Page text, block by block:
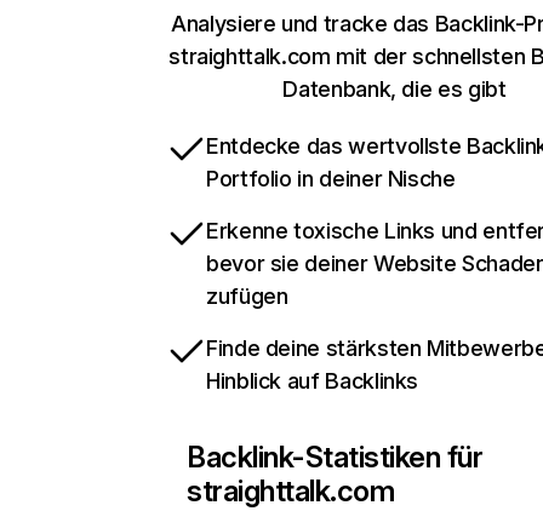
Analysiere und tracke das Backlink-
straighttalk.com mit der schnellsten
Datenbank, die es gibt
Entdecke das wertvollste
Portfolio in deiner Nische
Erkenne toxische Links und
bevor sie deiner Website
zufügen
Finde deine stärksten
Hinblick auf Backlinks
Backlink-Statistiken für
straighttalk.com